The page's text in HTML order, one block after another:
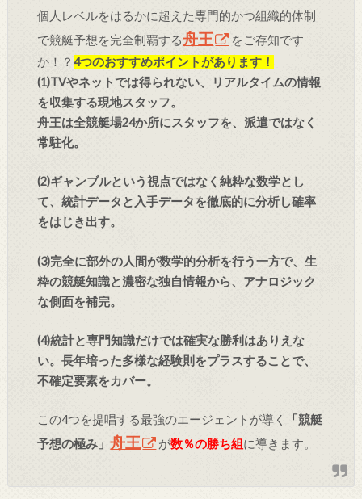
個人レベルをはるかに超えた専門的かつ組織的体制
で競艇予想を完全制覇する舟王
をご存知です
か！？4つのおすすめポイントがあります！
(1)TVやネットでは得られない、リアルタイムの情報
を収集する現地スタッフ。
舟王は全競艇場24か所にスタッフを、派遣ではなく
常駐化。
(2)ギャンブルという視点ではなく純粋な数学とし
て、統計データと入手データを徹底的に分析し確率
をはじき出す。
(3)完全に部外の人間が数学的分析を行う一方で、生
粋の競艇知識と濃密な独自情報から、アナロジック
な側面を補完。
(4)統計と専門知識だけでは確実な勝利はありえな
い。長年培った多様な経験則をプラスすることで、
不確定要素をカバー。
この4つを提唱する最強のエージェントが導く
「競艇
予想の極み」舟王 が数％の勝ち組に導きます。